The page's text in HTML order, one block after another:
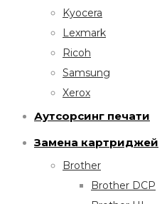
Kyocera
Lexmark
Ricoh
Samsung
Xerox
Аутсорсинг печати
Замена картриджей
Brother
Brother DCP